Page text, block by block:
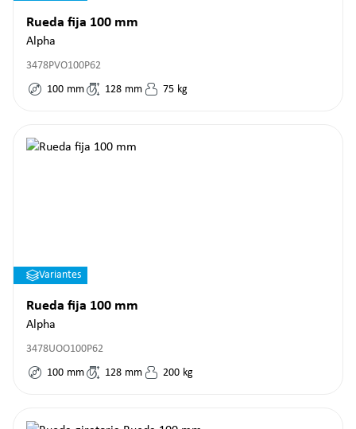
Rueda fija 100 mm
Alpha
3478PVO100P62
100 mm 128 mm 75 kg
Variantes
Rueda fija 100 mm
Alpha
3478UOO100P62
100 mm 128 mm 200 kg